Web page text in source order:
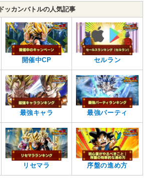
ドッカンバトルの人気記事
開催中CP セルラン
最強キャラ 最強パーティ
リセマラ 序盤の進め方